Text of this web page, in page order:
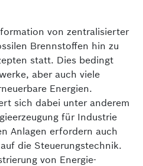
von zentralisierter
Brennstoffen hin zu
statt. Dies bedingt
aber auch viele
Energien.
sich dabei unter anderem
für Industrie
Anlagen erfordern auch
die Steuerungstechnik.
von Energie­